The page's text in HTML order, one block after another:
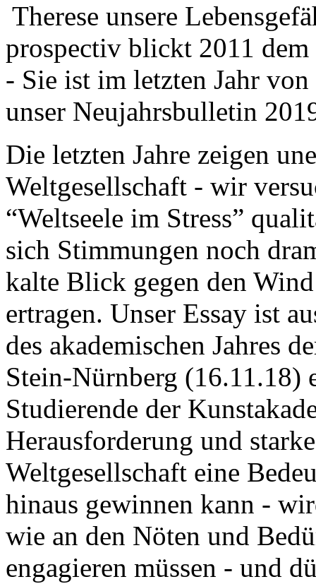
Therese unsere
prospectiv blickt 2011
- Sie ist im letzten Jahr
unser Neujahrsbulletin
Die letzten Jahre zeigen
Weltgesellschaft - wir
“Weltseele im Stress”
sich Stimmungen noch
kalte Blick gegen den
ertragen. Unser Essay ist
des akademischen Jahres
Stein-Nürnberg (16.11.18)
Studierende der
Herausforderung und
Weltgesellschaft eine
hinaus gewinnen kann -
wie an den Nöten und
engagieren müssen - und